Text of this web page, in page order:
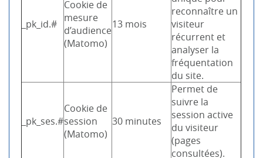
_pk_id.#
Cookie de
mesure
d’audience
(Matomo)
13 mois
reconnaître un
visiteur
récurrent et
analyser la
fréquentation
du site.
_pk_ses.#
Cookie de
session
(Matomo)
30 minutes
Permet de
suivre la
session active
du visiteur
(pages
consultées).